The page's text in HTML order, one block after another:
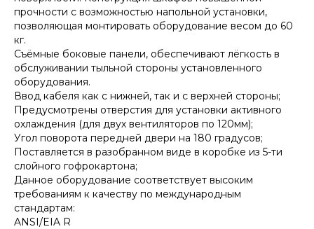
прочности с возможностью напольной установки,
позволяющая монтировать оборудование весом до 60
кг.
Съёмные боковые панели, обеспечивают лёгкость в
обслуживании тыльной стороны установленного
оборудования.
Ввод кабеля как с нижней, так и с верхней стороны;
Предусмотрены отверстия для установки активного
охлаждения (для двух вентиляторов по 120мм);
Угол поворота передней двери на 180 градусов;
Поставляется в разобранном виде в коробке из 5-ти
слойного гофрокартона;
Данное оборудование соответствует высоким
требованиям к качеству по международным
стандартам:
ANSI/EIA R